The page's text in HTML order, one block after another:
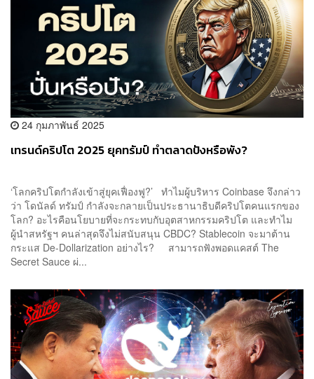
24 กุมภาพันธ์ 2025
เทรนด์คริปโต 2025 ยุคทรัมป์ ทำตลาดปังหรือพัง?
‘โลกคริปโตกำลังเข้าสู่ยุคเฟื่องฟู?’ ทำไมผู้บริหาร Coinbase จึงกล่าว
ว่า โดนัลด์ ทรัมป์ กำลังจะกลายเป็นประธานาธิบดีคริปโตคนแรกของ
โลก? อะไรคือนโยบายที่จะกระทบกับอุตสาหกรรมคริปโต และทำไม
ผู้นำสหรัฐฯ คนล่าสุดจึงไม่สนับสนุน CBDC? Stablecoin จะมาต้าน
กระแส De-Dollarization อย่างไร? สามารถฟังพอดแคสต์ The
Secret Sauce ผ่...